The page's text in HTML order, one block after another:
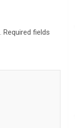
Required fields